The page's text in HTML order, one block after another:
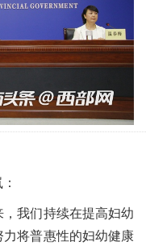
我们持续在提高妇幼
将普惠性的妇幼健康